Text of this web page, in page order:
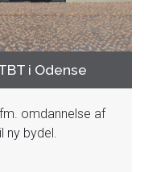
i Odense
omdannelse af
ny bydel.